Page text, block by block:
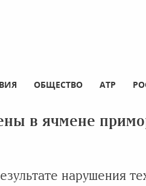
ОБЩЕСТВО АТР
в ячмене
нарушения